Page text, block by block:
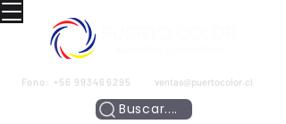
Fono: +56 993466295 ventas@puertocolor.cl
Buscar....